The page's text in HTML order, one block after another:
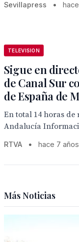
Sevillapress •
TELEVISION
Sigue en
de Canal Sur
de España de
En total 14 horas de
Andalucía
RTVA • hace 7 años
Más Noticias